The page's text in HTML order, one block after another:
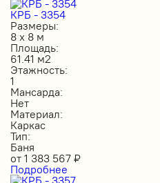
КРБ - 3354
Размеры:
8 х 8 м
Площадь:
61.41 м2
Этажность:
1
Мансарда:
Нет
Материал:
Каркас
Тип:
Баня
от 1 383 567 ₽
Подробнее